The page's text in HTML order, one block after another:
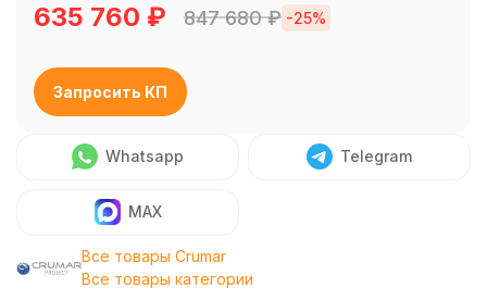
635 760 ₽ 847 680₽ -25%
Запросить КП
Whatsapp Telegram
MAX
Все товары Crumar
Все товары категории